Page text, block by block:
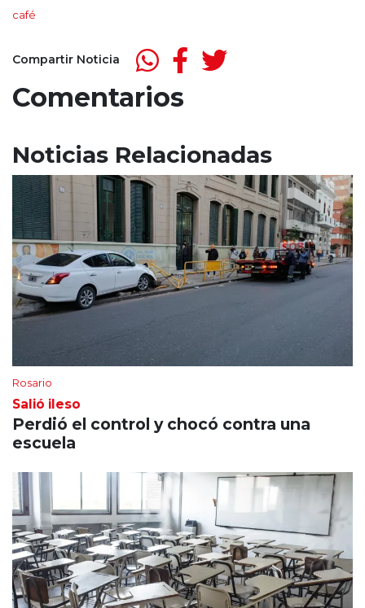
café
Compartir Noticia
Comentarios
Noticias Relacionadas
Rosario
Salió ileso
Perdió el control y chocó contra una
escuela